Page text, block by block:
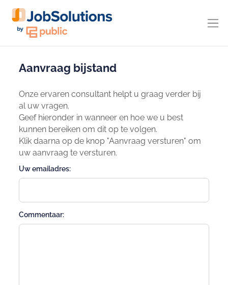
Aanvraag bijstand
Onze ervaren consultant helpt u graag verder bij
al uw vragen.
Geef hieronder in wanneer en hoe we u best
kunnen bereiken om dit op te volgen.
Klik daarna op de knop "Aanvraag versturen" om
uw aanvraag te versturen.
Uw emailadres:
Commentaar: